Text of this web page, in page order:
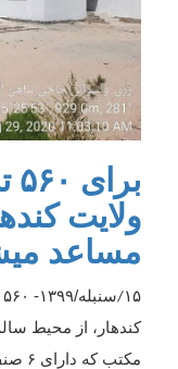
ولایت
مساعد
۱۵/
کندهار، از محیط